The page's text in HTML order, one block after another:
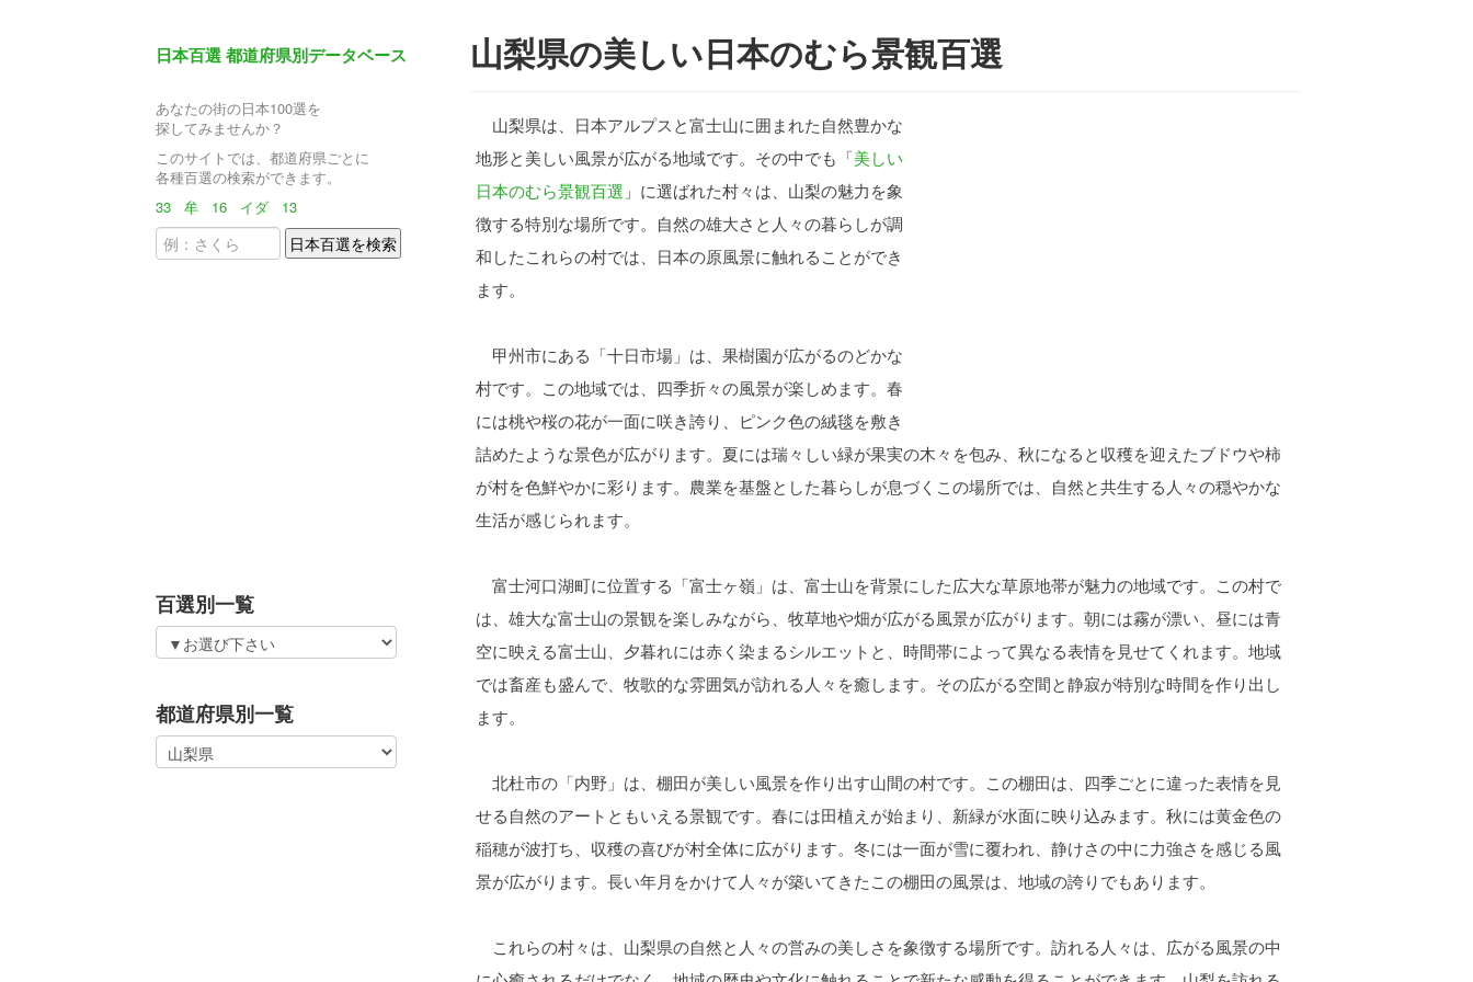
日本百選 都道府県別データベース
あなたの街の日本100選を
探してみませんか？
このサイトでは、都道府県ごとに
各種百選の検索ができます。
33
牟 16 イダ 13
百選別一覧
都道府県別一覧
山梨県の美しい日本のむら景観百選
山梨県は、日本アルプスと富士山に囲まれた自然豊かな
地形と美しい風景が広がる地域です。その中でも「美しい
日本のむら景観百選 」に選ばれた村々は、山梨の魅力を象
徴する特別な場所です。自然の雄大さと人々の暮らしが調
和したこれらの村では、日本の原風景に触れることができ
ます。
甲州市にある「十日市場」は、果樹園が広がるのどかな
村です。この地域では、四季折々の風景が楽しめます。春
には桃や桜の花が一面に咲き誇り、ピンク色の絨毯を敷き
詰めたような景色が広がります。夏には瑞々しい緑が果実の木々を包み、秋になると収穫を迎えたブドウや柿
が村を色鮮やかに彩ります。農業を基盤とした暮らしが息づくこの場所では、自然と共生する人々の穏やかな
生活が感じられます。
富士河口湖町に位置する「富士ヶ嶺」は、富士山を背景にした広大な草原地帯が魅力の地域です。この村で
は、雄大な富士山の景観を楽しみながら、牧草地や畑が広がる風景が広がります。朝には霧が漂い、昼には青
空に映える富士山、夕暮れには赤く染まるシルエットと、時間帯によって異なる表情を見せてくれます。地域
では畜産も盛んで、牧歌的な雰囲気が訪れる人々を癒します。その広がる空間と静寂が特別な時間を作り出し
ます。
北杜市の「内野」は、棚田が美しい風景を作り出す山間の村です。この棚田は、四季ごとに違った表情を見
せる自然のアートともいえる景観です。春には田植えが始まり、新緑が水面に映り込みます。秋には黄金色の
稲穂が波打ち、収穫の喜びが村全体に広がります。冬には一面が雪に覆われ、静けさの中に力強さを感じる風
景が広がります。長い年月をかけて人々が築いてきたこの棚田の風景は、地域の誇りでもあります。
これらの村々は、山梨県の自然と人々の営みの美しさを象徴する場所です。訪れる人々は、広がる風景の中